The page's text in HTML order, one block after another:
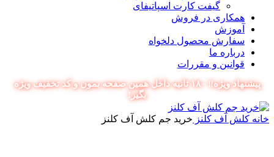
گیفت کارت اسپاتیفای
همکاری در فروش
آموزش
سفارش محصول دلخواه
درباره ما
قوانین و مقررات
پیشنهاد ویژه‼️ ۱۸۰ ثانیه داخل همین صفحه بمون و کد تخفیف ویژه
بگیر!
خانه کلش آف کلنز خرید جم کلش آف کلنز